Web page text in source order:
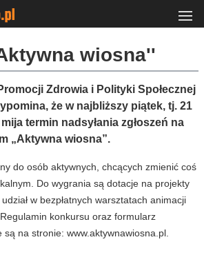
wiosna''
Zdrowia i Polityki Społecznej
że w najbliższy piątek, tj. 21
termin nadsyłania zgłoszeń na
„Aktywna wiosna”.
do osób aktywnych, chcących zmienić coś
Do wygrania są dotacje na projekty
w bezpłatnych warsztatach animacji
konkursu oraz formularz
są na stronie: www.aktywnawiosna.pl.